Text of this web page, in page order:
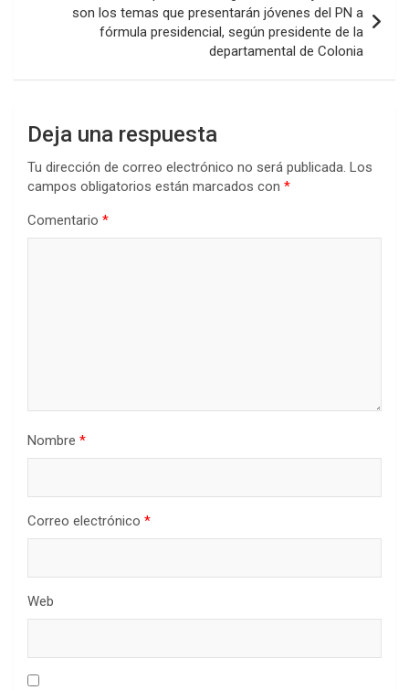
son los temas que presentarán jóvenes del PN a
fórmula presidencial, según presidente de la
departamental de Colonia
Deja una respuesta
Tu dirección de correo electrónico no será publicada. Los
campos obligatorios están marcados con *
Comentario *
Nombre *
Correo electrónico *
Web